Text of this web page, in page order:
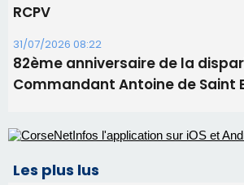
RCPV
31/07/2026 08:22
82ème anniversaire de la
Commandant Antoine de Saint
Les plus lus